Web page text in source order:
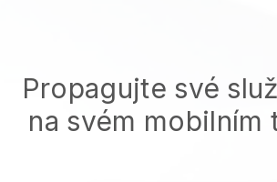
Propagujte své
na svém mobilním